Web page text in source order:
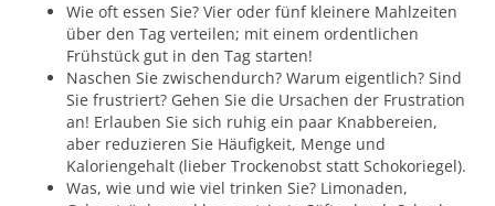
Wie oft essen Sie? Vier oder fünf kleinere Mahlzeiten
über den Tag verteilen; mit einem ordentlichen
Frühstück gut in den Tag starten!
Naschen Sie zwischendurch? Warum eigentlich? Sind
Sie frustriert? Gehen Sie die Ursachen der Frustration
an! Erlauben Sie sich ruhig ein paar Knabbereien,
aber reduzieren Sie Häufigkeit, Menge und
Kaloriengehalt (lieber Trockenobst statt Schokoriegel).
Was, wie und wie viel trinken Sie? Limonaden,